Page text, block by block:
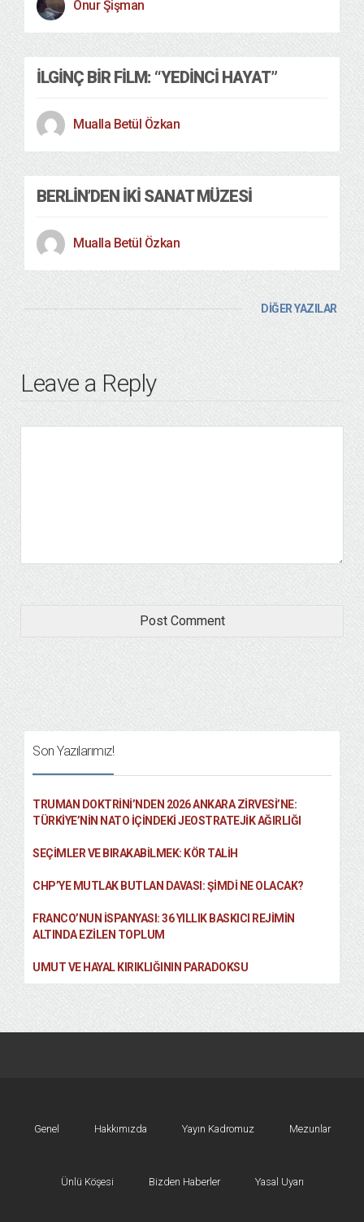
Onur Şişman
İLGINÇ BIR FILM: “YEDINCI HAYAT”
Mualla Betül Özkan
BERLIN’DEN İKI SANAT MÜZESI
Mualla Betül Özkan
DİĞER YAZILAR
Leave a Reply
Son Yazılarımız!
TRUMAN DOKTRINI’NDEN 2026 ANKARA ZIRVESI’NE:
TÜRKIYE’NIN NATO İÇINDEKI JEOSTRATEJIK AĞIRLIĞI
SEÇIMLER VE BIRAKABILMEK: KÖR TALIH
CHP’YE MUTLAK BUTLAN DAVASI: ŞİMDİ NE OLACAK?
FRANCO’NUN İSPANYASI: 36 YILLIK BASKICI REJIMIN
ALTINDA EZILEN TOPLUM
UMUT VE HAYAL KIRIKLIĞININ PARADOKSU
Genel Hakkımızda Yayın Kadromuz Mezunlar
Ünlü Köşesi Bizden Haberler Yasal Uyarı